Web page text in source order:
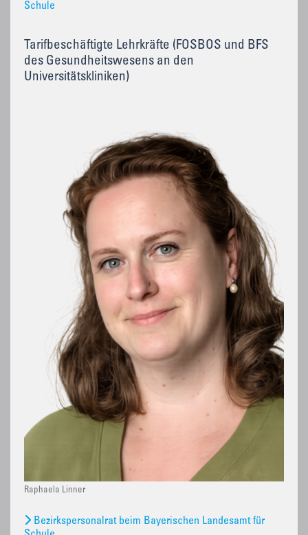
Schule
Tarifbeschäftigte Lehrkräfte (FOSBOS und BFS
des Gesundheitswesens an den
Universitätskliniken)
Raphaela Linner
Bezirkspersonalrat beim Bayerischen Landesamt für